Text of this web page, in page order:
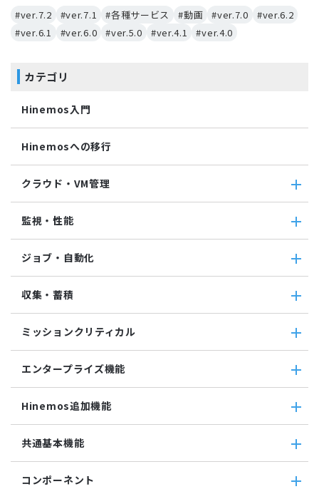
#ver.7.2 #ver.7.1 #各種サービス #動画 #ver.7.0
#ver.6.2
#ver.6.1
#ver.6.0 #ver.5.0 #ver.4.1 #ver.4.0
カテゴリ
Hinemos入門
Hinemosへの移行
クラウド・VM管理
クラウド・VM共通
クラウド管理機能(AWS)
VM管理機能
監視・性能
パケットキャプチャ監視
カスタムトラップ監視
カスタム監視
バイナリファイル監視
収集値統合監視
ログ件数監視
システムログ監視
JMX監視
SQL監視
SNMPTRAP監視
SNMP監視
HTTPシナリオ監視
ジョブ・自動化
ジョブ機能全般について
コマンドジョブ
ファイル転送ジョブ
参照ジョブ
環境構築機能
実行契機
ファイルチェックジョブ
監視ジョブ
承認ジョブ
収集・蓄積
転送
ダウンロード
検索
蓄積
収集
ミッションクリティカル
ミッションクリティカル（Linux）
ミッションクリティカル（Windows）
エンタープライズ機能
インシデント管理連携ツール
Grafana
ユーティリティ機能
レポーティング
ノードマップ
Hinemos追加機能
Hinemosインシデントダッシュボード
メッセージフィルタ
Hinemosセキュリティオプション
共通基本機能
セルフチェック
コンポーネント